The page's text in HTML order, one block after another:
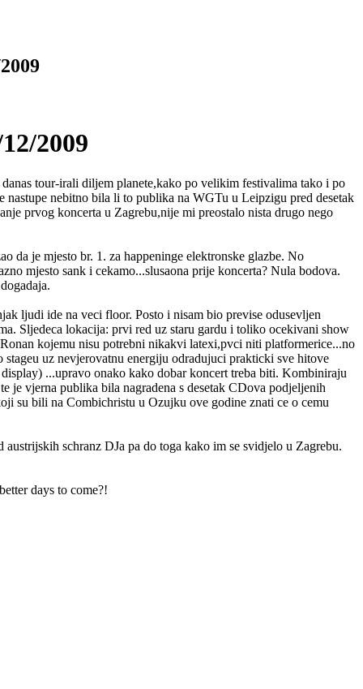
2009
tour-irali diljem planete,kako po velikim festivalima tako i po
nebitno bila li to publika na WGTu u Leipzigu pred desetak
prvog koncerta u Zagrebu,nije mi preostalo nista drugo nego
da je mjesto br. 1. za happeninge elektronske glazbe. No
mjesto sank i cekamo...slusaona prije koncerta? Nula bodova.
ljudi ide na veci floor. Posto i nisam bio previse odusevljen
Sljedeca lokacija: prvi red uz staru gardu i toliko ocekivani show
kojemu nisu potrebni nikakvi latexi,pvci niti platformerice...no
uz nevjerovatnu energiju odradujuci prakticki sve hitove
...upravo onako kako dobar koncert treba biti. Kombiniraju
je vjerna publika bila nagradena s desetak CDova podjeljenih
su bili na Combichristu u Ozujku ove godine znati ce o cemu
schranz DJa pa do toga kako im se svidjelo u Zagrebu.
days to come?!